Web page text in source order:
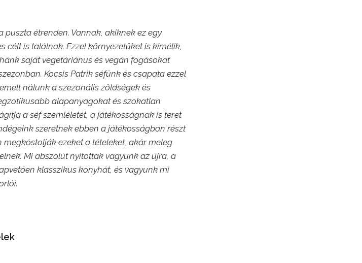
étrenden. Vannak, akiknek ez egy
célt is találnak. Ezzel környezetüket is kímélik,
saját vegetáriánus és vegán fogásokat
Kocsis Patrik séfünk és csapata ezzel
nálunk a szezonális zöldségek és
alapanyagokat és szokatlan
a séf szemléletét, a játékosságnak is teret
szeretnek ebben a játékosságban részt
megkóstolják ezeket a tételeket, akár meleg
Mi abszolút nyitottak vagyunk az újra, a
klasszikus konyhát, és vagyunk mi